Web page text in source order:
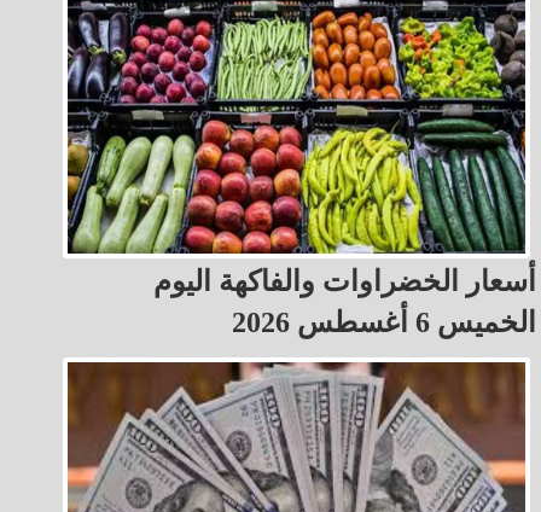
أسعار الخضراوات والفاكهة اليوم
الخميس 6 أغسطس 2026